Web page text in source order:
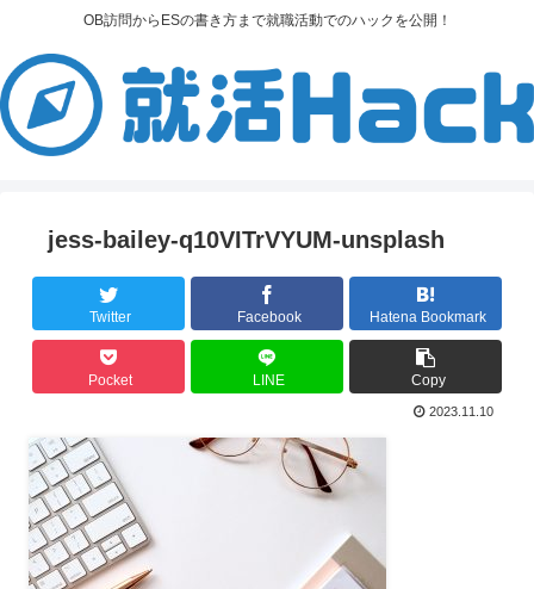
OB訪問からESの書き方まで就職活動でのハックを公開！
jess-bailey-q10VITrVYUM-unsplash
Twitter Facebook Hatena Bookmark
Pocket LINE Copy
2023.11.10